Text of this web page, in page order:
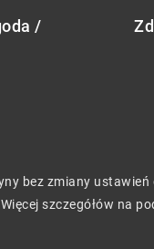
/
bez zmiany
szczegółów na